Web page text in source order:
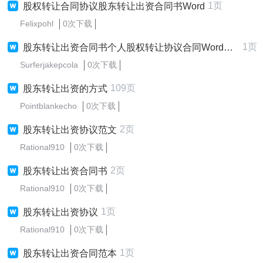
股权转让合同协议股东转让出资合同书Word 1页
Felixpohl 0次下载
股东转让出资合同书个人股权转让协议合同Word模板 1页
Surferjakepcola 0次下载
股东转让出资的方式 109页
Pointblankecho 0次下载
股东转让出资协议范文 2页
Rational910 0次下载
股东转让出资合同书 2页
Rational910 0次下载
股东转让出资协议 1页
Rational910 0次下载
股东转让出资合同范本 1页